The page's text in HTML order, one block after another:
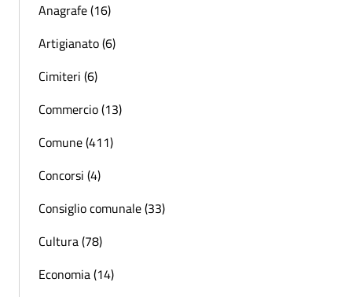
Anagrafe (16)
Artigianato (6)
Cimiteri (6)
Commercio (13)
Comune (411)
Concorsi (4)
Consiglio comunale (33)
Cultura (78)
Economia (14)